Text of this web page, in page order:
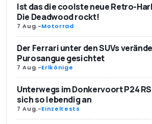
Ist das die coolste neue Retro-
Die Deadwood rockt!
7 Aug.-Motorrad
Der Ferrari unter den SUVs
Purosangue gesichtet
7 Aug.-Erlkönige
Unterwegs im Donkervoort P24
sich so lebendig an
7 Aug.-Einzeltests